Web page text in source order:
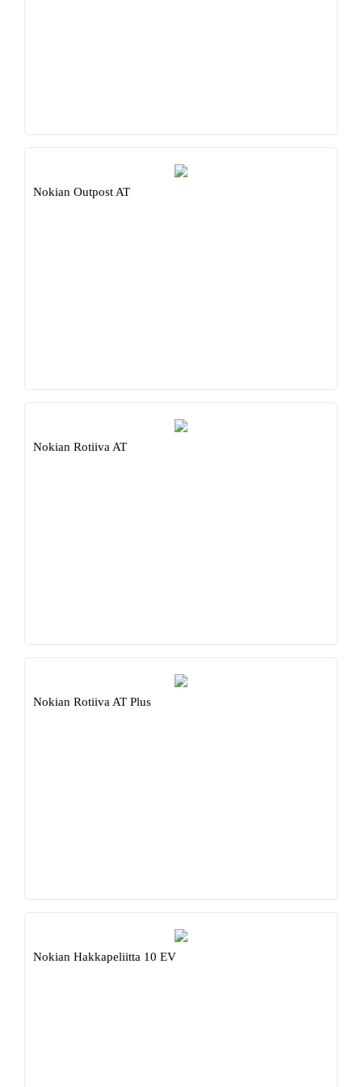
Nokian Outpost AT
Nokian Rotiiva AT
Nokian Rotiiva AT Plus
Nokian Hakkapeliitta 10 EV